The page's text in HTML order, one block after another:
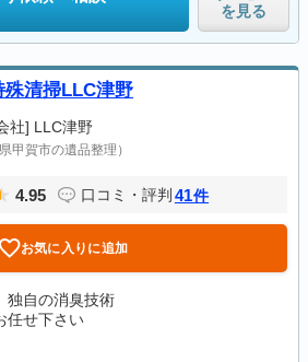
を見る
殊清掃LLC津野
社] LLC津野
県甲賀市の遺品整理）
4.95 口コミ・評判 41件
お気に入りに追加
自の消臭技術
任せ下さい